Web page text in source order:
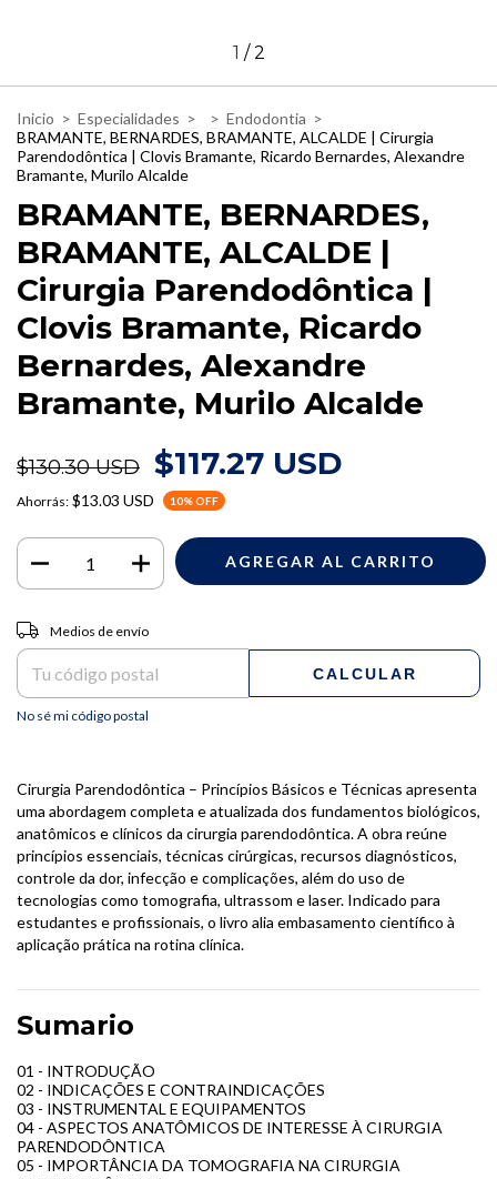
1 /2
Inicio > Especialidades > > Endodontia >
BRAMANTE, BERNARDES, BRAMANTE, ALCALDE | Cirurgia
Parendodôntica | Clovis Bramante, Ricardo Bernardes, Alexandre
Bramante, Murilo Alcalde
BRAMANTE, BERNARDES,
BRAMANTE, ALCALDE |
Cirurgia Parendodôntica |
Clovis Bramante, Ricardo
Bernardes, Alexandre
Bramante, Murilo Alcalde
$130.30 USD $117.27 USD
Ahorrás: $13.03 USD 10% OFF
Entregas para el CP:
Medios de envío
CALCULAR
No sé mi código postal
Cirurgia Parendodôntica – Princípios Básicos e Técnicas apresenta
uma abordagem completa e atualizada dos fundamentos biológicos,
anatômicos e clínicos da cirurgia parendodôntica. A obra reúne
princípios essenciais, técnicas cirúrgicas, recursos diagnósticos,
controle da dor, infecção e complicações, além do uso de
tecnologias como tomografia, ultrassom e laser. Indicado para
estudantes e profissionais, o livro alia embasamento científico à
aplicação prática na rotina clínica.
Sumario
01 - INTRODUÇÃO
02 - INDICAÇÕES E CONTRAINDICAÇÕES
03 - INSTRUMENTAL E EQUIPAMENTOS
04 - ASPECTOS ANATÔMICOS DE INTERESSE À CIRURGIA
PARENDODÔNTICA
05 - IMPORTÂNCIA DA TOMOGRAFIA NA CIRURGIA